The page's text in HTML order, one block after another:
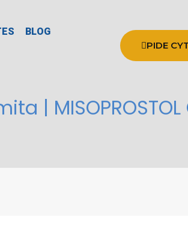
BLOG
PIDE
|